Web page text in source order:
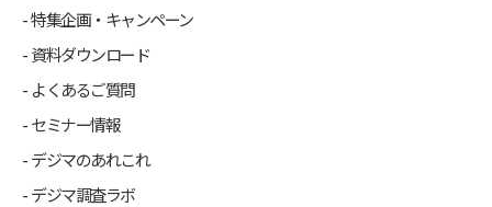
特集企画・キャンペーン
資料ダウンロード
よくあるご質問
セミナー情報
デジマのあれこれ
デジマ調査ラボ